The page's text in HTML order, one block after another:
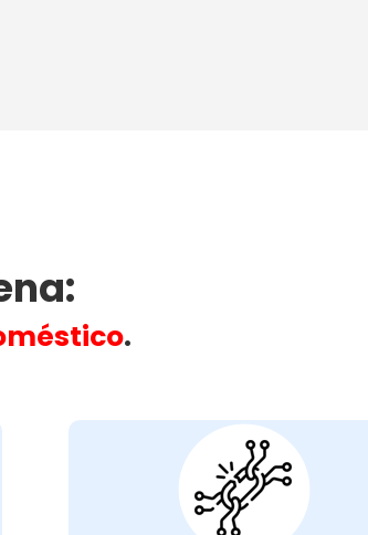
.
Máquina Com
Resistência
Queimada:
resistência queimada
na